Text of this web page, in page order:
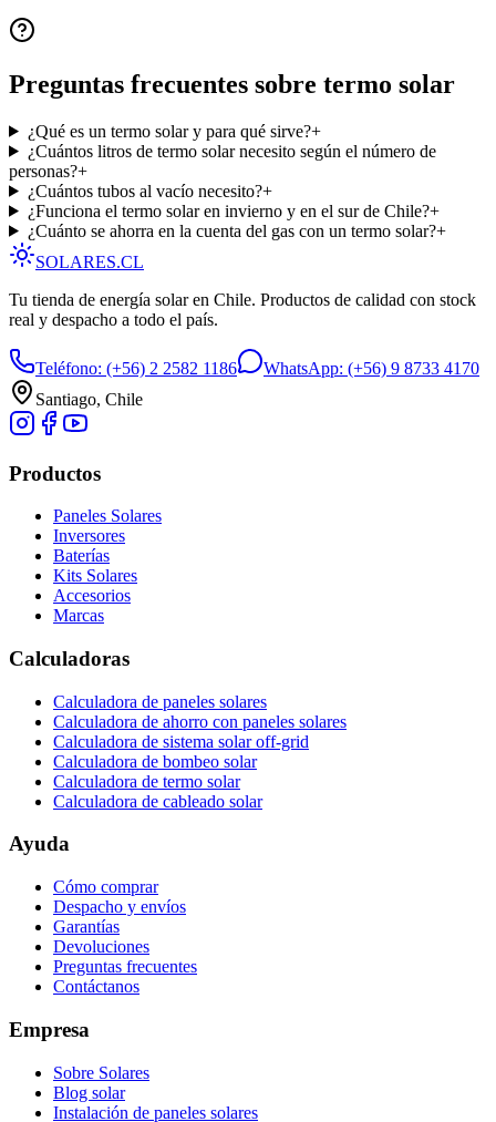
Preguntas frecuentes sobre termo solar
¿Qué es un termo solar y para qué sirve?+
¿Cuántos litros de termo solar necesito según el número de
personas?+
¿Cuántos tubos al vacío necesito?+
¿Funciona el termo solar en invierno y en el sur de Chile?+
¿Cuánto se ahorra en la cuenta del gas con un termo solar?+
SOLARES.CL
Tu tienda de energía solar en Chile. Productos de calidad con stock
real y despacho a todo el país.
Teléfono: (+56) 2 2582 1186 WhatsApp: (+56) 9 8733 4170
Santiago, Chile
Productos
Paneles Solares
Inversores
Baterías
Kits Solares
Accesorios
Marcas
Calculadoras
Calculadora de paneles solares
Calculadora de ahorro con paneles solares
Calculadora de sistema solar off-grid
Calculadora de bombeo solar
Calculadora de termo solar
Calculadora de cableado solar
Ayuda
Cómo comprar
Despacho y envíos
Garantías
Devoluciones
Preguntas frecuentes
Contáctanos
Empresa
Sobre Solares
Blog solar
Instalación de paneles solares